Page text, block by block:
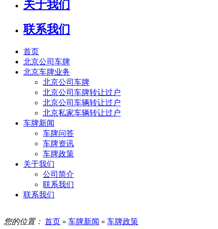
关于我们
联系我们
首页
北京公司车牌
北京车牌业务
北京公司车牌
北京公司车牌转让过户
北京公司车辆转让过户
北京私家车辆转让过户
车牌新闻
车牌问答
车牌资讯
车牌政策
关于我们
公司简介
联系我们
联系我们
您的位置： 首页 » 车牌新闻 » 车牌政策